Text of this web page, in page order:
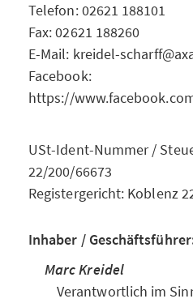
Telefon: 02621 188101
Fax: 02621 188260
E-Mail: kreidel-
Facebook:
https://
USt-Ident-Nummer /
22/200/66673
Registergericht: Koblenz
Inhaber /
Marc Kreidel
Verantwortlich im